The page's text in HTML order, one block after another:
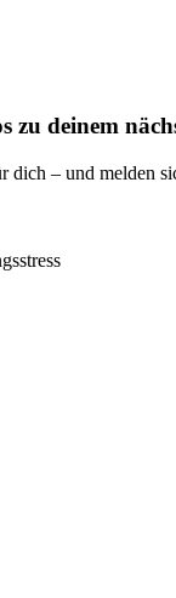
zu deinem
dich – und melden